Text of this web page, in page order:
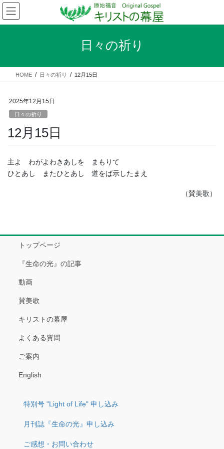
コ
ン
テ
ス
ナ
ビ
ゲ
ン
日々の祈り
HOME 日々の祈り 12月15日
2025年12月15日
日々の祈り
12月15日
主よ わがよわきあしを まもりて
ひとあし またひとあし 道をば示したまえ
（賛美歌）
トップページ
『生命の光』の記事
動画
賛美歌
キリストの幕屋
よくある質問
ご案内
English
特別号 "Light of Life" 申し込み
月刊誌『生命の光』申し込み
ご感想・お問い合わせ